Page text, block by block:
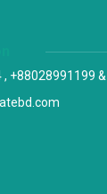
+88028991199